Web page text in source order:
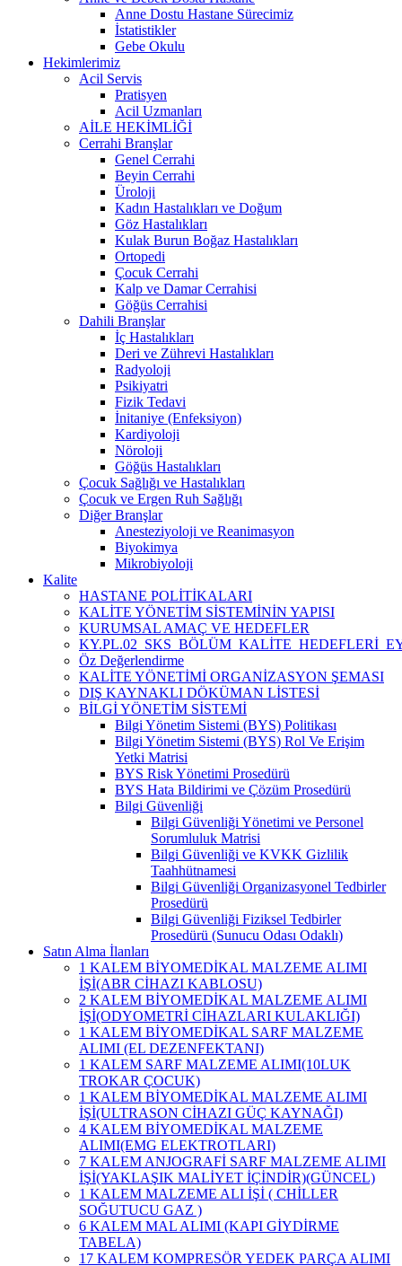
Anne Dostu Hastane Sürecimiz
İstatistikler
Gebe Okulu
Hekimlerimiz
Acil Servis
Pratisyen
Acil Uzmanları
AİLE HEKİMLİĞİ
Cerrahi Branşlar
Genel Cerrahi
Beyin Cerrahi
Üroloji
Kadın Hastalıkları ve Doğum
Göz Hastalıkları
Kulak Burun Boğaz Hastalıkları
Ortopedi
Çocuk Cerrahi
Kalp ve Damar Cerrahisi
Göğüs Cerrahisi
Dahili Branşlar
İç Hastalıkları
Deri ve Zührevi Hastalıkları
Radyoloji
Psikiyatri
Fizik Tedavi
İnitaniye (Enfeksiyon)
Kardiyoloji
Nöroloji
Göğüs Hastalıkları
Çocuk Sağlığı ve Hastalıkları
Çocuk ve Ergen Ruh Sağlığı
Diğer Branşlar
Anesteziyoloji ve Reanimasyon
Biyokimya
Mikrobiyoloji
Kalite
HASTANE POLİTİKALARI
KALİTE YÖNETİM SİSTEMİNİN YAPISI
KURUMSAL AMAÇ VE HEDEFLER
Öz Değerlendirme
KALİTE YÖNETİMİ ORGANİZASYON ŞEMASI
DIŞ KAYNAKLI DÖKÜMAN LİSTESİ
BİLGİ YÖNETİM SİSTEMİ
Bilgi Yönetim Sistemi (BYS) Politikası
Bilgi Yönetim Sistemi (BYS) Rol Ve Erişim
Yetki Matrisi
BYS Risk Yönetimi Prosedürü
BYS Hata Bildirimi ve Çözüm Prosedürü
Bilgi Güvenliği
Bilgi Güvenliği Yönetimi ve Personel
Sorumluluk Matrisi
Bilgi Güvenliği ve KVKK Gizlilik
Taahhütnamesi
Bilgi Güvenliği Organizasyonel Tedbirler
Prosedürü
Bilgi Güvenliği Fiziksel Tedbirler
Prosedürü (Sunucu Odası Odaklı)
Satın Alma İlanları
1 KALEM BİYOMEDİKAL MALZEME ALIMI
İŞİ(ABR CİHAZI KABLOSU)
2 KALEM BİYOMEDİKAL MALZEME ALIMI
İŞİ(ODYOMETRİ CİHAZLARI KULAKLIĞI)
1 KALEM BİYOMEDİKAL SARF MALZEME
ALIMI (EL DEZENFEKTANI)
1 KALEM SARF MALZEME ALIMI(10LUK
TROKAR ÇOCUK)
1 KALEM BİYOMEDİKAL MALZEME ALIMI
İŞİ(ULTRASON CİHAZI GÜÇ KAYNAĞI)
4 KALEM BİYOMEDİKAL MALZEME
ALIMI(EMG ELEKTROTLARI)
7 KALEM ANJOGRAFİ SARF MALZEME ALIMI
İŞİ(YAKLAŞIK MALİYET İÇİNDİR)(GÜNCEL)
1 KALEM MALZEME ALI İŞİ ( CHİLLER
SOĞUTUCU GAZ )
6 KALEM MAL ALIMI (KAPI GİYDİRME
TABELA)
17 KALEM KOMPRESÖR YEDEK PARÇA ALIMI